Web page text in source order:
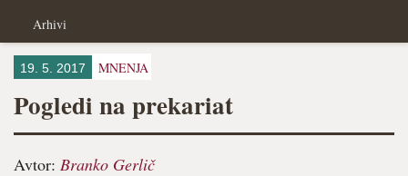
Arhivi
19. 5. 2017 MNENJA
Pogledi na prekariat
Avtor: Branko Gerlič